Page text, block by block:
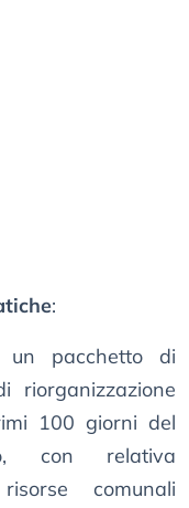
:
un pacchetto di
riorganizzazione
100 giorni del
con relativa
comunali